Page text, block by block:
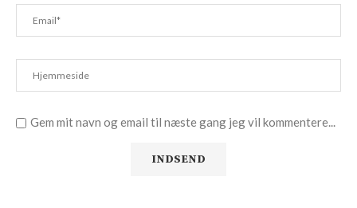
Gem mit navn og email til næste gang jeg vil kommentere...